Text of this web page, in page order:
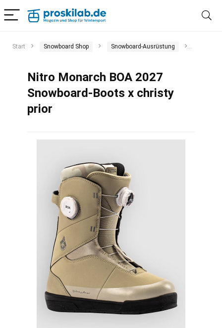
Start Snowboard Shop Snowboard-Ausrüstung
Nitro Monarch BOA 2027
Snowboard-Boots x christy
prior